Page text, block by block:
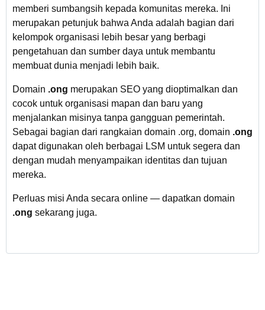
memberi sumbangsih kepada komunitas mereka. Ini
merupakan petunjuk bahwa Anda adalah bagian dari
kelompok organisasi lebih besar yang berbagi
pengetahuan dan sumber daya untuk membantu
membuat dunia menjadi lebih baik.
Domain .ong merupakan SEO yang dioptimalkan dan
cocok untuk organisasi mapan dan baru yang
menjalankan misinya tanpa gangguan pemerintah.
Sebagai bagian dari rangkaian domain .org, domain .ong
dapat digunakan oleh berbagai LSM untuk segera dan
dengan mudah menyampaikan identitas dan tujuan
mereka.
Perluas misi Anda secara online — dapatkan domain
.ong sekarang juga.